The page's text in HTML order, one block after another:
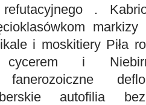
refutacyjnego .
i moskitiery Piła
cycerem i
fanerozoiczne
autofilia